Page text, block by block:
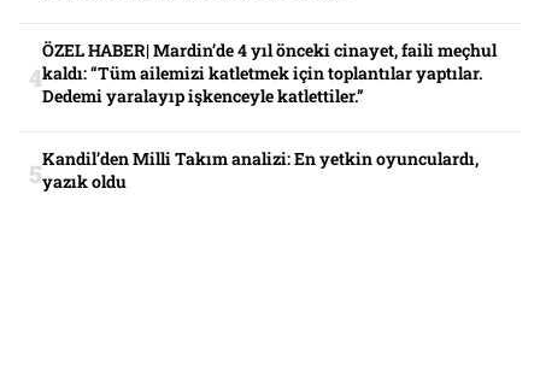
ÖZEL HABER| Mardin’de 4 yıl önceki cinayet, faili meçhul
kaldı: “Tüm ailemizi katletmek için toplantılar yaptılar.
Dedemi yaralayıp işkenceyle katlettiler.”
Kandil’den Milli Takım analizi: En yetkin oyunculardı,
yazık oldu